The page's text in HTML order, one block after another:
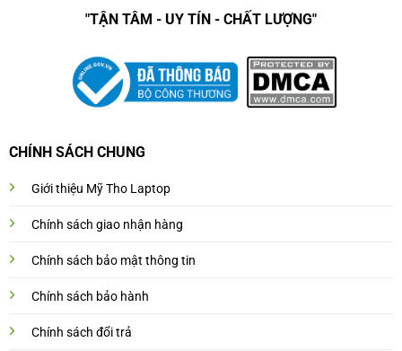
"TẬN TÂM - UY TÍN - CHẤT LƯỢNG"
CHÍNH SÁCH CHUNG
Giới thiệu Mỹ Tho Laptop
Chính sách giao nhận hàng
Chính sách bảo mật thông tin
Chính sách bảo hành
Chính sách đổi trả